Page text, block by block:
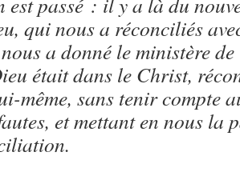
qui nous a réconciliés
a donné le ministère
était dans le Christ,
même, sans tenir compte
et mettant en nous la